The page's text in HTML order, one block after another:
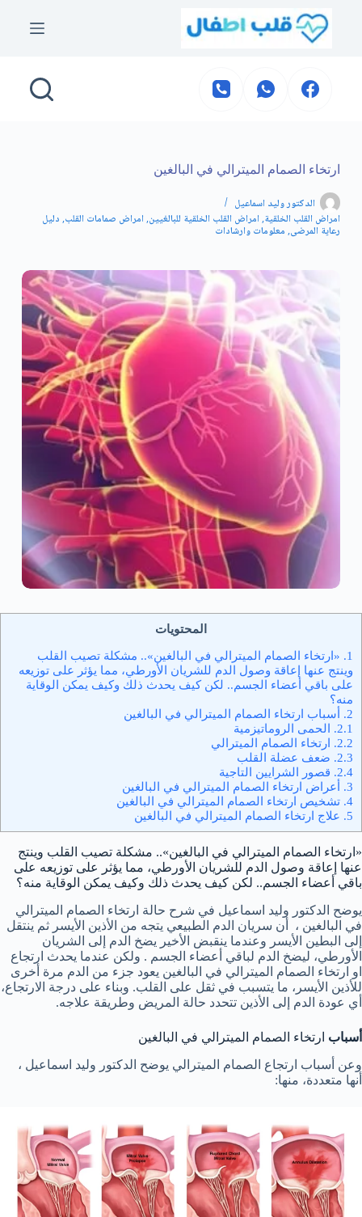
التجاوز
المحتوى
ارتخاء الصمام الميترالي في البالغين
الدكتور وليد اسماعيل
امراض القلب الخلقية,امراض القلب الخلقية للبالغيين,امراض صمامات القلب,دليل
رعاية المرضى,معلومات وارشادات
المحتويات
1. «ارتخاء الصمام الميترالي في البالغين».. مشكلة تصيب القلب
وينتج عنها إعاقة وصول الدم للشريان الأورطي، مما يؤثر على توزيعه
على باقي أعضاء الجسم.. لكن كيف يحدث ذلك وكيف يمكن الوقاية
منه؟
2. أسباب ارتخاء الصمام الميترالي في البالغين
2.1. الحمى الروماتيزمية
2.2. ارتخاء الصمام الميترالي
2.3. ضعف عضلة القلب
2.4. قصور الشرايين التاجية
3. أعراض ارتخاء الصمام الميترالي في البالغين
4. تشخيص ارتخاء الصمام الميترالي في البالغين
5. علاج ارتخاء الصمام الميترالي في البالغين
«ارتخاء الصمام الميترالي في البالغين».. مشكلة تصيب القلب وينتج
عنها إعاقة وصول الدم للشريان الأورطي، مما يؤثر على توزيعه على
باقي أعضاء الجسم.. لكن كيف يحدث ذلك وكيف يمكن الوقاية منه؟
يوضح الدكتور وليد اسماعيل في شرح حالة ارتخاء الصمام الميترالي
في البالغين ، أن سريان الدم الطبيعي يتجه من الأذين الأيسر ثم ينتقل
إلى البطين الأيسر وعندما ينقبض الأخير يضخ الدم إلى الشريان
الأورطي، ليضخ الدم لباقي أعضاء الجسم . ولكن عندما يحدث ارتجاع
او ارتخاء الصمام الميترالي في البالغين يعود جزء من الدم مرة أخرى
للأذين الأيسر، ما يتسبب في ثقل على القلب. وبناء على درجة الارتجاع،
أي عودة الدم إلى الأذين تتحدد حالة المريض وطريقة علاجه.
أسباب ارتخاء الصمام الميترالي في البالغين
وعن أسباب ارتجاع الصمام الميترالي يوضح الدكتور وليد اسماعيل ،
أنها متعددة، منها: